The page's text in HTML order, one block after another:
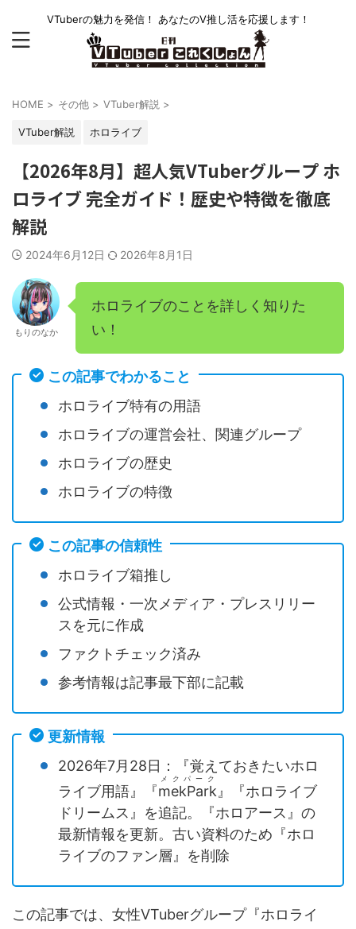
VTuberの魅力を発信！ あなたのV推し活を応援します！
HOME > その他 > VTuber解説 >
VTuber解説 ホロライブ
【2026年8月】超人気VTuberグループ ホ
ロライブ 完全ガイド！歴史や特徴を徹底
解説
2024年6月12日 2026年8月1日
もりのなか
ホロライブのことを詳しく知りた
い！
この記事でわかること
ホロライブ特有の用語
ホロライブの運営会社、関連グループ
ホロライブの歴史
ホロライブの特徴
この記事の信頼性
ホロライブ箱推し
公式情報・一次メディア・プレスリリー
スを元に作成
ファクトチェック済み
参考情報は記事最下部に記載
更新情報
2026年7月28日：『覚えておきたいホロ
ライブ用語』『mekPark
メクパーク
』『ホロライブ
ドリームス』を追記。『ホロアース』の
最新情報を更新。古い資料のため『ホロ
ライブのファン層』を削除
この記事では、女性VTuberグループ『ホロライ